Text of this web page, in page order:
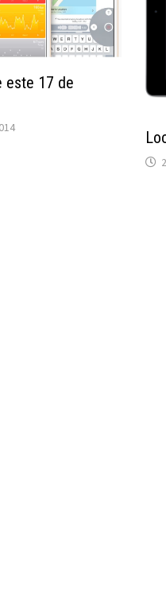
este 17 de